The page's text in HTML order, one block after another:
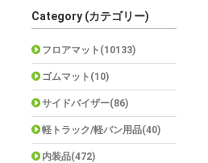
Category (カテゴリー)
フロアマット(10133)
ゴムマット(10)
サイドバイザー(86)
軽トラック/軽バン用品(40)
内装品(472)